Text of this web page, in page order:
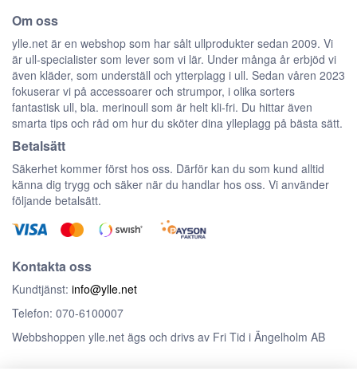
Om oss
ylle.net är en webshop som har sålt ullprodukter sedan 2009. Vi
är ull-specialister som lever som vi lär. Under många år erbjöd vi
även kläder, som underställ och ytterplagg i ull. Sedan våren 2023
fokuserar vi på accessoarer och strumpor, i olika sorters
fantastisk ull, bla. merinoull som är helt kli-fri. Du hittar även
smarta tips och råd om hur du sköter dina ylleplagg på bästa sätt.
Betalsätt
Säkerhet kommer först hos oss. Därför kan du som kund alltid
känna dig trygg och säker när du handlar hos oss. Vi använder
följande betalsätt.
Kontakta oss
Kundtjänst: info@ylle.net
Telefon: 070-6100007
Webbshoppen ylle.net ägs och drivs av Fri Tid i Ängelholm AB